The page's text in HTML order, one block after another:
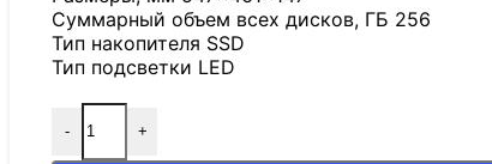
Суммарный объем всех дисков, ГБ 256
Тип накопителя SSD
Тип подсветки LED
- +